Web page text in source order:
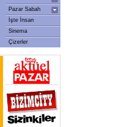
Pazar Sabah
İşte İnsan
Sinema
Çizerler